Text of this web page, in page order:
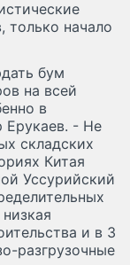
только начало
бум
на всей
в
Ерукаев. - Не
складских
Китая
Уссурийский
и в 3
разгрузочные